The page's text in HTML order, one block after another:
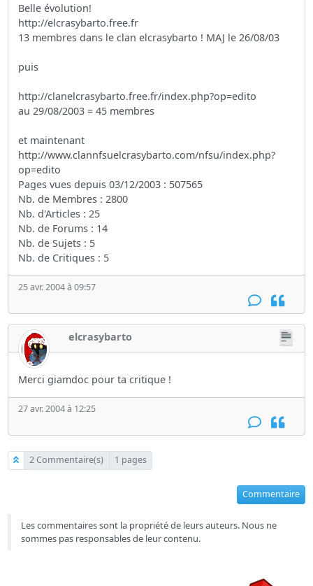
Belle évolution!
http://elcrasybarto.free.fr
13 membres dans le clan elcrasybarto ! MAJ le 26/08/03
puis
http://clanelcrasybarto.free.fr/index.php?op=edito
au 29/08/2003 = 45 membres
et maintenant
http://www.clannfsuelcrasybarto.com/nfsu/index.php?
op=edito
Pages vues depuis 03/12/2003 : 507565
Nb. de Membres : 2800
Nb. d'Articles : 25
Nb. de Forums : 14
Nb. de Sujets : 5
Nb. de Critiques : 5
25 avr. 2004 à 09:57
elcrasybarto
Merci giamdoc pour ta critique !
27 avr. 2004 à 12:25
2 Commentaire(s) 1 pages
Commentaire
Les commentaires sont la propriété de leurs auteurs. Nous ne
sommes pas responsables de leur contenu.